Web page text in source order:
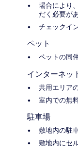
場合により
だく必要が
チェックイ
ペット
ペットの同
インターネッ
共用エリア
室内での無
駐車場
敷地内の駐
敷地内にセ